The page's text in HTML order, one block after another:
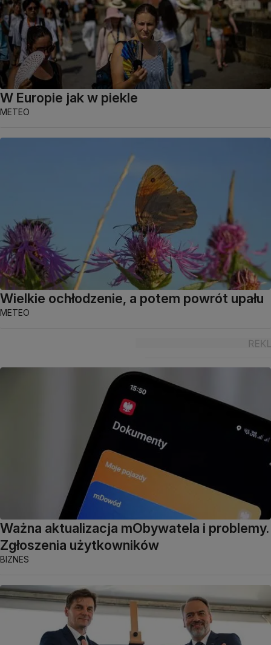
W Europie jak w piekle
METEO
Wielkie ochłodzenie, a potem powrót upału
METEO
Ważna aktualizacja mObywatela i problemy.
Zgłoszenia użytkowników
BIZNES